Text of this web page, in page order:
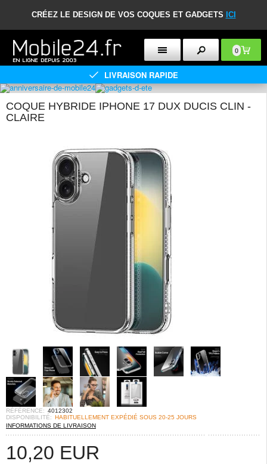
CRÉEZ LE DESIGN DE VOS COQUES ET GADGETS ICI
0
LIVRAISON RAPIDE
COQUE HYBRIDE IPHONE 17 DUX DUCIS CLIN -
CLAIRE
RÉFÉRENCE: 4012302
DISPONIBILITÉ: HABITUELLEMENT EXPÉDIÉ SOUS 20-25 JOURS
INFORMATIONS DE LIVRAISON
10,20 EUR